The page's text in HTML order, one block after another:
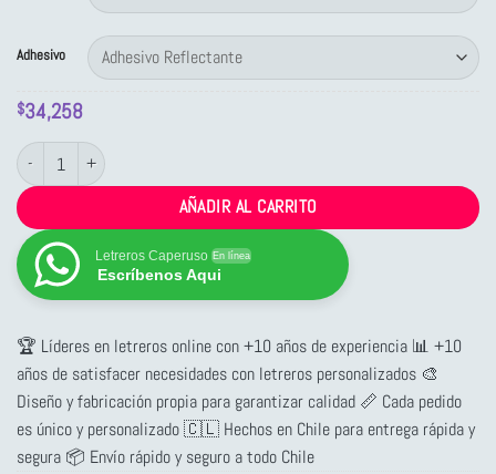
Adhesivo
$34,258
Letrero de Peligro: Alto Voltaje cantidad
AÑADIR AL CARRITO
Letreros Caperuso En línea
Escríbenos Aqui
🏆 Líderes en letreros online con +10 años de experiencia 📊 +10
años de satisfacer necesidades con letreros personalizados 🎨
Diseño y fabricación propia para garantizar calidad 📏 Cada pedido
es único y personalizado 🇨🇱 Hechos en Chile para entrega rápida y
segura 📦 Envío rápido y seguro a todo Chile